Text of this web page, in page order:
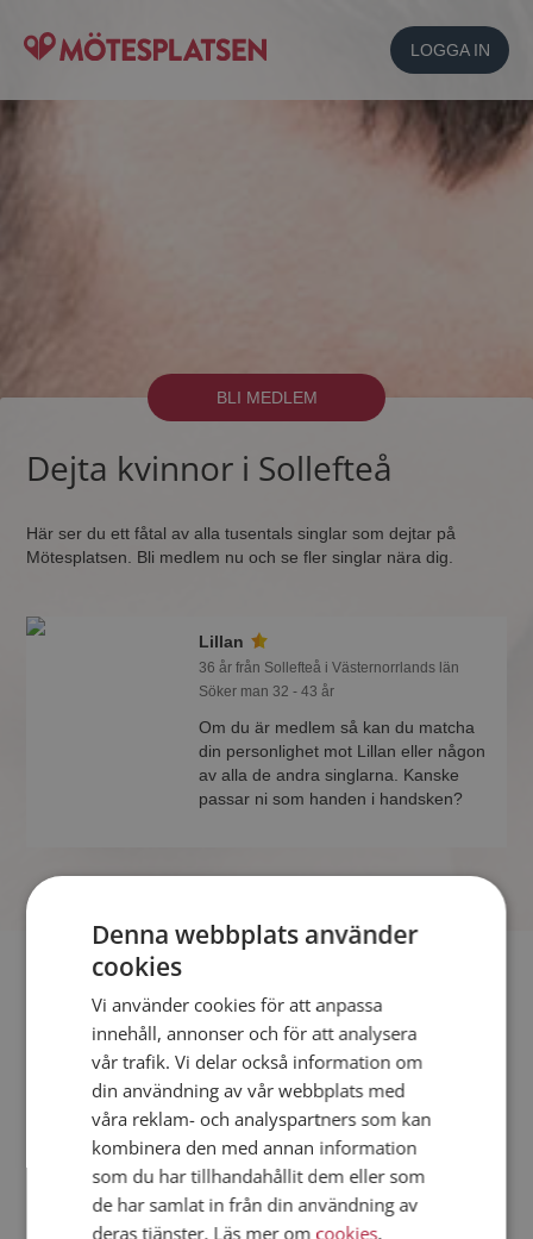
LOGGA IN
BLI MEDLEM
Dejta kvinnor i Sollefteå
Här ser du ett fåtal av alla tusentals singlar som dejtar på
Mötesplatsen. Bli medlem nu och se fler singlar nära dig.
Lillan
36 år från Sollefteå i Västernorrlands län
Söker man 32 - 43 år
Om du är medlem så kan du matcha
din personlighet mot Lillan eller någon
av alla de andra singlarna. Kanske
passar ni som handen i handsken?
Mötesplatsen kan du blir medlem och söka bland tusentals
dejtingintresserade singlar i Sollefteå
Läs mer
Steg 1 - Bli medlem & skapa en presentation
Steg 2 - Så här fungerar våra sökfunktioner
Steg 3 - Tips på hur du tar kontakt
Denna webbplats använder
cookies
Vi använder cookies för att anpassa
innehåll, annonser och för att analysera
vår trafik. Vi delar också information om
din användning av vår webbplats med
våra reklam- och analyspartners som kan
kombinera den med annan information
som du har tillhandahållit dem eller som
de har samlat in från din användning av
deras tjänster. Läs mer om cookies,